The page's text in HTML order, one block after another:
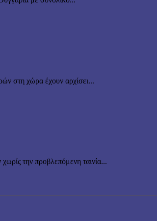
στη χώρα έχουν αρχίσει...
την προβλεπόμενη ταινία...